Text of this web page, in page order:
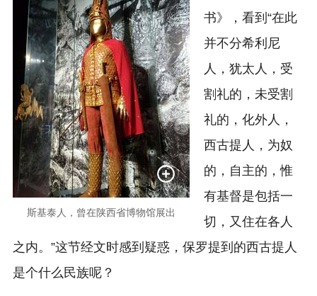
斯基泰人，曾在陕西省博物馆展出
书》，看到“在此
并不分希利尼
人，犹太人，受
割礼的，未受割
礼的，化外人，
西古提人，为奴
的，自主的，惟
有基督是包括一
切，又住在各人
之内。”这节经文时感到疑惑，保罗提到的西古提人
是个什么民族呢？